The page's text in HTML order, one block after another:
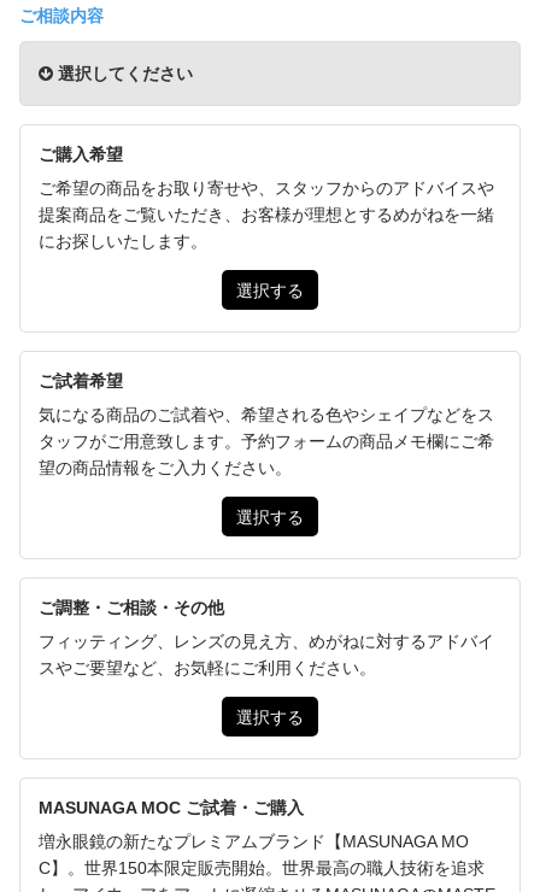
ご相談内容
選択してください
ご購入希望
ご希望の商品をお取り寄せや、スタッフからのアドバイスや
提案商品をご覧いただき、お客様が理想とするめがねを一緒
にお探しいたします。
選択する
ご試着希望
気になる商品のご試着や、希望される色やシェイプなどをス
タッフがご用意致します。予約フォームの商品メモ欄にご希
望の商品情報をご入力ください。
選択する
ご調整・ご相談・その他
フィッティング、レンズの見え方、めがねに対するアドバイ
スやご要望など、お気軽にご利用ください。
選択する
MASUNAGA MOC ご試着・ご購入
増永眼鏡の新たなプレミアムブランド【MASUNAGA MO
C】。世界150本限定販売開始。世界最高の職人技術を追求